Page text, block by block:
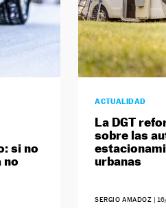
si no
no
ACTUALIDAD
La DGT
sobre las
urbanas
SERGIO AMADOZ |